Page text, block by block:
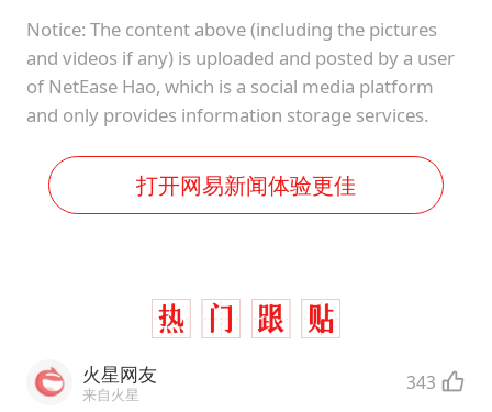
Notice: The content above (including the pictures
and videos if any) is uploaded and posted by a user
of NetEase Hao, which is a social media platform
and only provides information storage services.
打开网易新闻体验更佳
火星网友
来自火星 343